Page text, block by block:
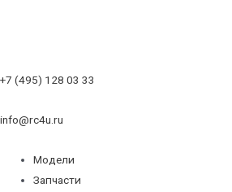
+7 (495) 128 03 33
info@rc4u.ru
Модели
Запчасти